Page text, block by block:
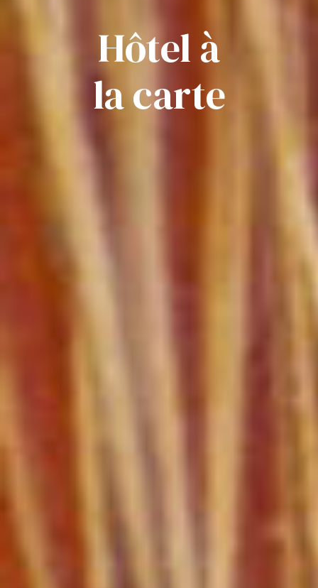
Hôtel à
la carte